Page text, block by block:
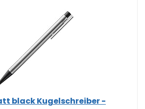
black Kugelschreiber -